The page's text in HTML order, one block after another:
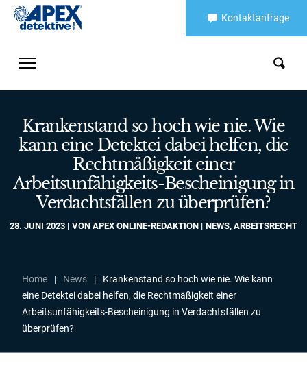
Kontaktanfrage
Krankenstand so hoch wie nie. Wie
kann eine Detektei dabei helfen, die
Rechtmäßigkeit einer
Arbeitsunfähigkeits-Bescheinigung in
Verdachtsfällen zu überprüfen?
28. JUNI 2023 VON APEX ONLINE-REDAKTION NEWS, ARBEITSRECHT
Home | News |
Krankenstand so hoch wie nie. Wie kann
eine Detektei dabei helfen, die Rechtmäßigkeit einer
Arbeitsunfähigkeits-Bescheinigung in Verdachtsfällen zu
überprüfen?